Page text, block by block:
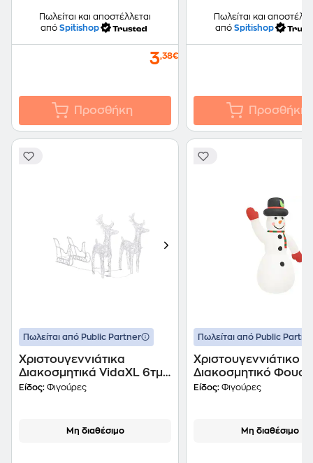
Πωλείται και αποστέλλεται
από Spitishop
3,38€
Προσθήκη
Πωλείται και
από Spitishop
Προσθήκη
Πωλείται από Public Partner
Χριστουγεννιάτικα
Διακοσμητικά VidaXL 6τμχ
320 LED από Ακρυλικό -
Είδος: Φιγούρες
Μη διαθέσιμο
Πωλείται από Public
Χριστουγεννιάτικο
Διακοσμητικό
VidaXL από Ύφασμα
Είδος: Φιγούρες
Μη διαθέσιμο